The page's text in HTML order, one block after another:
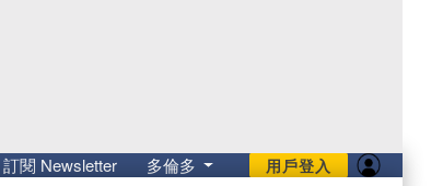
用戶登入
訂閱 Newsletter 多倫多